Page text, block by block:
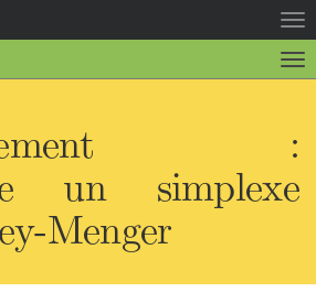
la
la
:
un simplexe
Menger